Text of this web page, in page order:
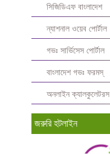
সিজিডিএফ বাংলাদেশ
ন্যাশনাল ওয়েব পোর্টাল
গভঃ সার্ভিসেস পোর্টাল
বাংলাদেশ গভঃ ফরমস্‌
অনলাইন ক্যালকুলেটরস
জরুরি হটলাইন